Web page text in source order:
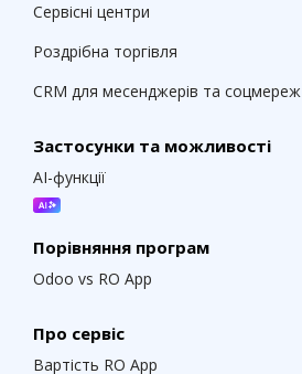
Сервісні центри
Роздрібна торгівля
CRM для месенджерів та соцмереж
Застосунки та можливості
AI-функції
Порівняння програм
Odoo vs RO App
Про сервіс
Вартість RO App